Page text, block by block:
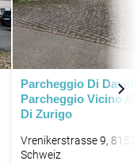
Parcheggio Di
Parcheggio Vicino
Di Zurigo
Vrenikerstrasse 9,
Schweiz